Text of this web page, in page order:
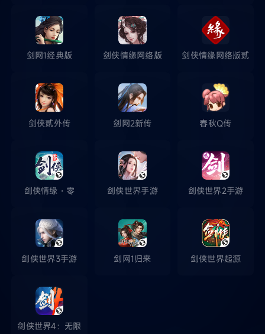
剑网1经典版 剑侠情缘网络版 剑侠情缘网络版贰
剑侠贰外传 剑网2新传 春秋Q传
剑侠情缘・零 剑侠世界手游 剑侠世界2手游
剑侠世界3手游 剑网1归来 剑侠世界起源
剑侠世界4：无限